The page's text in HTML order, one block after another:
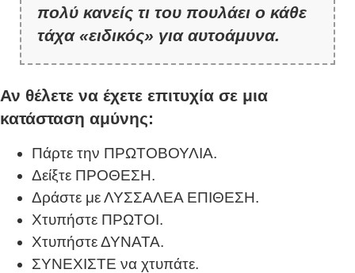
πολύ κανείς τι του πουλάει ο κάθε
τάχα «ειδικός» για αυτοάμυνα.
Αν θέλετε να έχετε επιτυχία σε μια
κατάσταση αμύνης:
Πάρτε την ΠΡΩΤΟΒΟΥΛΙΑ.
Δείξτε ΠΡΟΘΕΣΗ.
Δράστε με ΛΥΣΣΑΛΕΑ ΕΠΙΘΕΣΗ.
Χτυπήστε ΠΡΩΤΟΙ.
Χτυπήστε ΔΥΝΑΤΑ.
ΣΥΝΕΧΙΣΤΕ να χτυπάτε.